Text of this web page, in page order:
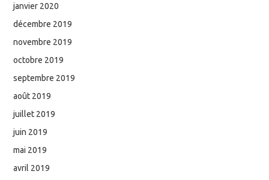
janvier 2020
décembre 2019
novembre 2019
octobre 2019
septembre 2019
août 2019
juillet 2019
juin 2019
mai 2019
avril 2019